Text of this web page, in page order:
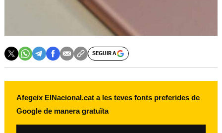
SEGUIR A
Afegeix ElNacional.cat a les teves fonts preferides de
Google de manera gratuïta